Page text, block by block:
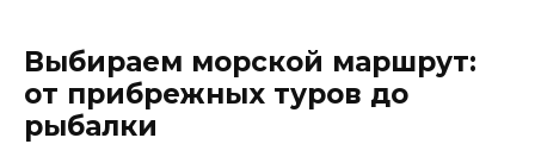
Выбираем морской маршрут:
от прибрежных туров до
рыбалки